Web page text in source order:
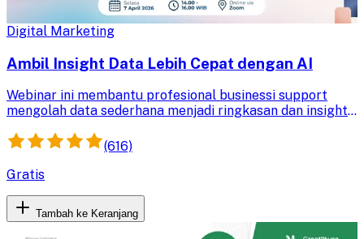
Digital Marketing
Ambil Insight Data Lebih Cepat dengan AI
Webinar ini membantu profesional businessi support
mengolah data sederhana menjadi ringkasan dan insight
yang lebih cepat dan berbasis data.
(616)
Gratis
Tambah ke Keranjang